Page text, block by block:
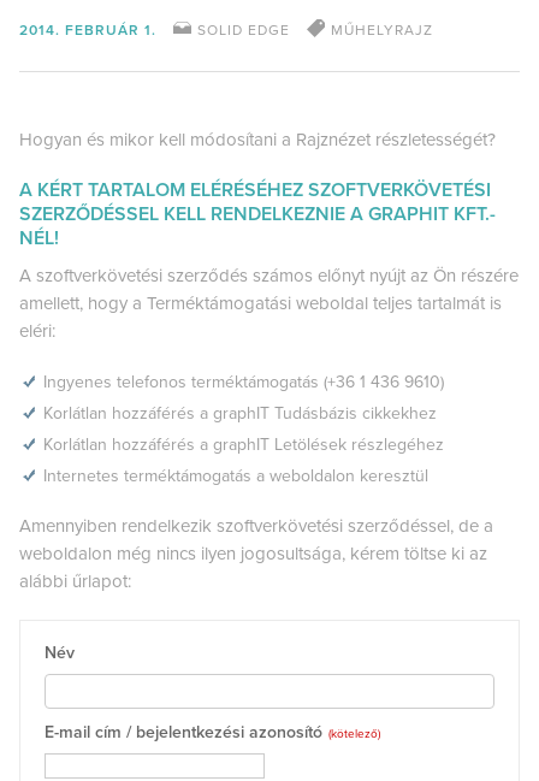
2014. FEBRUÁR 1. SOLID EDGE MŰHELYRAJZ
Hogyan és mikor kell módosítani a Rajznézet részletességét?
A KÉRT TARTALOM ELÉRÉSÉHEZ SZOFTVERKÖVETÉSI
SZERZŐDÉSSEL KELL RENDELKEZNIE A GRAPHIT KFT.-
NÉL!
A szoftverkövetési szerződés számos előnyt nyújt az Ön részére
amellett, hogy a Terméktámogatási weboldal teljes tartalmát is
eléri:
Ingyenes telefonos terméktámogatás (+36 1 436 9610)
Korlátlan hozzáférés a graphIT Tudásbázis cikkekhez
Korlátlan hozzáférés a graphIT Letölések részlegéhez
Internetes terméktámogatás a weboldalon keresztül
Amennyiben rendelkezik szoftverkövetési szerződéssel, de a
weboldalon még nincs ilyen jogosultsága, kérem töltse ki az
alábbi űrlapot:
Név
E-mail cím / bejelentkezési azonosító (kötelező)